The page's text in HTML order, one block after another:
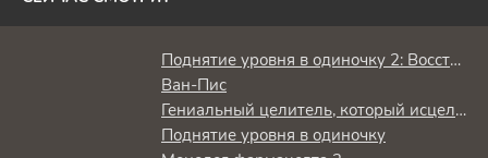
Поднятие уровня в одиночку 2: Восстаньте из тени
Ван-Пис
Гениальный целитель, который исцелял в одно мгновение, но был изгнан как бесполезный, теперь наслаждается жизнью в качестве тёмного целителя
Поднятие уровня в одиночку